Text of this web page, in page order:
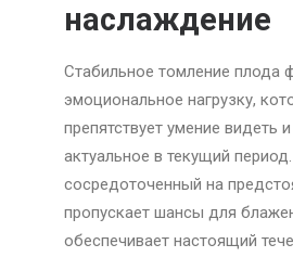
наслаждение
Стабильное томление плода
эмоциональное нагрузку,
препятствует умение видеть
актуальное в текущий
сосредоточенный на
пропускает шансы для
обеспечивает настоящий